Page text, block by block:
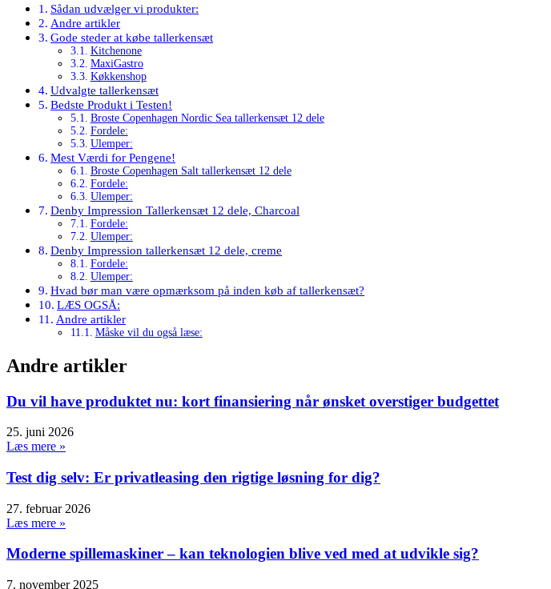
Sådan udvælger vi produkter:
Andre artikler
Gode steder at købe tallerkensæt
Kitchenone
MaxiGastro
Køkkenshop
Udvalgte tallerkensæt
Bedste Produkt i Testen!
Broste Copenhagen Nordic Sea tallerkensæt 12 dele
Fordele:
Ulemper:
Mest Værdi for Pengene!
Broste Copenhagen Salt tallerkensæt 12 dele
Fordele:
Ulemper:
Denby Impression Tallerkensæt 12 dele, Charcoal
Fordele:
Ulemper:
Denby Impression tallerkensæt 12 dele, creme
Fordele:
Ulemper:
Hvad bør man være opmærksom på inden køb af tallerkensæt?
LÆS OGSÅ:
Andre artikler
Måske vil du også læse:
Andre artikler
Du vil have produktet nu: kort finansiering når ønsket overstiger budgettet
25. juni 2026
Læs mere »
Test dig selv: Er privatleasing den rigtige løsning for dig?
27. februar 2026
Læs mere »
Moderne spillemaskiner – kan teknologien blive ved med at udvikle sig?
7. november 2025